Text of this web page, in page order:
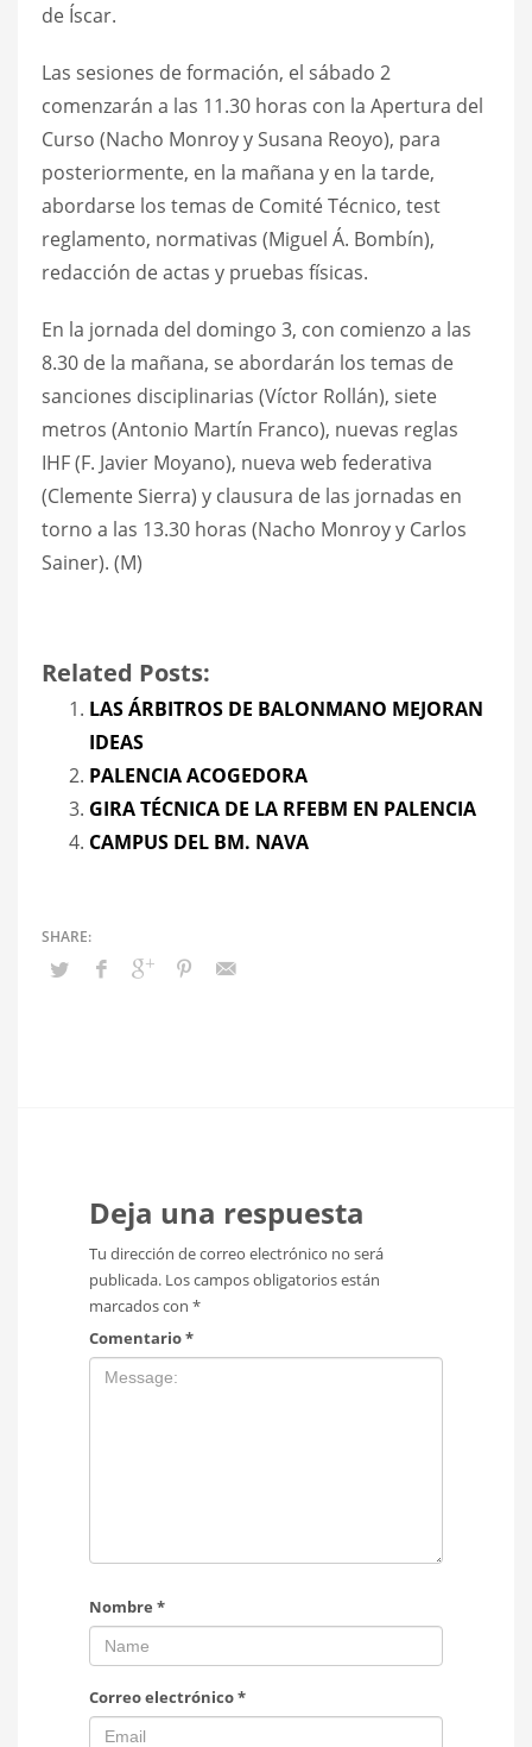
de Íscar.
Las sesiones de formación, el sábado 2
comenzarán a las 11.30 horas con la Apertura del
Curso (Nacho Monroy y Susana Reoyo), para
posteriormente, en la mañana y en la tarde,
abordarse los temas de Comité Técnico, test
reglamento, normativas (Miguel Á. Bombín),
redacción de actas y pruebas físicas.
En la jornada del domingo 3, con comienzo a las
8.30 de la mañana, se abordarán los temas de
sanciones disciplinarias (Víctor Rollán), siete
metros (Antonio Martín Franco), nuevas reglas
IHF (F. Javier Moyano), nueva web federativa
(Clemente Sierra) y clausura de las jornadas en
torno a las 13.30 horas (Nacho Monroy y Carlos
Sainer). (M)
Related Posts:
LAS ÁRBITROS DE BALONMANO MEJORAN
IDEAS
PALENCIA ACOGEDORA
GIRA TÉCNICA DE LA RFEBM EN PALENCIA
CAMPUS DEL BM. NAVA
Deja una respuesta
Tu dirección de correo electrónico no será
publicada. Los campos obligatorios están
marcados con *
Comentario*
Nombre *
Correo electrónico*